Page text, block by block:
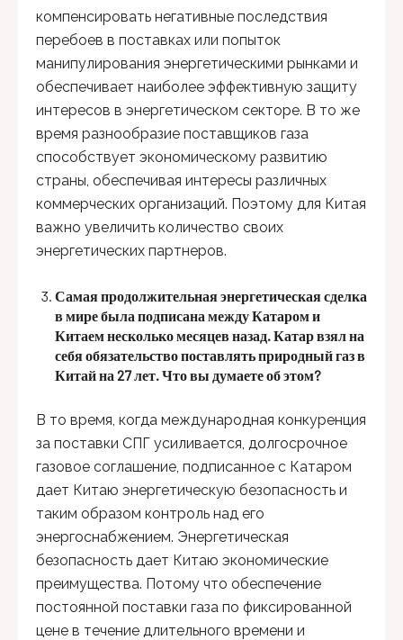
компенсировать негативные последствия
перебоев в поставках или попыток
манипулирования энергетическими рынками и
обеспечивает наиболее эффективную защиту
интересов в энергетическом секторе. В то же
время разнообразие поставщиков газа
способствует экономическому развитию
страны, обеспечивая интересы различных
коммерческих организаций. Поэтому для Китая
важно увеличить количество своих
энергетических партнеров.
Самая продолжительная энергетическая сделка
в мире была подписана между Катаром и
Китаем несколько месяцев назад. Катар взял на
себя обязательство поставлять природный газ в
Китай на 27 лет. Что вы думаете об этом?
В то время, когда международная конкуренция
за поставки СПГ усиливается, долгосрочное
газовое соглашение, подписанное с Катаром
дает Китаю энергетическую безопасность и
таким образом контроль над его
энергоснабжением. Энергетическая
безопасность дает Китаю экономические
преимущества. Потому что обеспечение
постоянной поставки газа по фиксированной
цене в течение длительного времени и